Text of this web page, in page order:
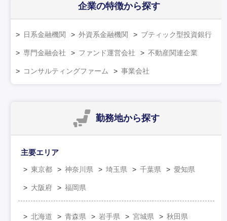
企業の特徴から探す
日系金融機関 外資系金融機関 ブティック型投資銀行
専門金融会社 ファンド運営会社 不動産関連企業
コンサルティングファーム 事業会社
勤務地から探す
主要エリア
東京都 神奈川県 埼玉県 千葉県 愛知県
大阪府 福岡県
北海道 青森県 岩手県 宮城県 秋田県